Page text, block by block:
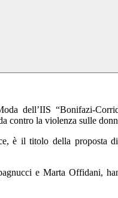
dell’IIS “Bonifazi-
contro la violenza sulle
è il titolo della
e Marta